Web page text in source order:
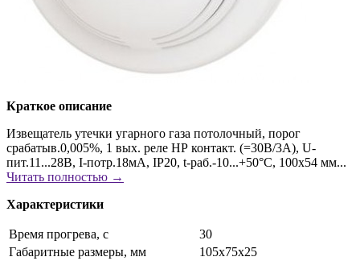
Краткое описание
Извещатель утечки угарного газа потолочный, порог
срабатыв.0,005%, 1 вых. реле НР контакт. (=30В/3А), U-
пит.11...28В, I-потр.18мА, IP20, t-раб.-10...+50°С, 100х54 мм...
Читать полностью →
Характеристики
Время прогрева, с
30
Габаритные размеры, мм
105х75х25